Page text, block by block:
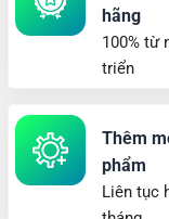
hãng
100% từ
triển
Thêm
phẩm
Liên tục